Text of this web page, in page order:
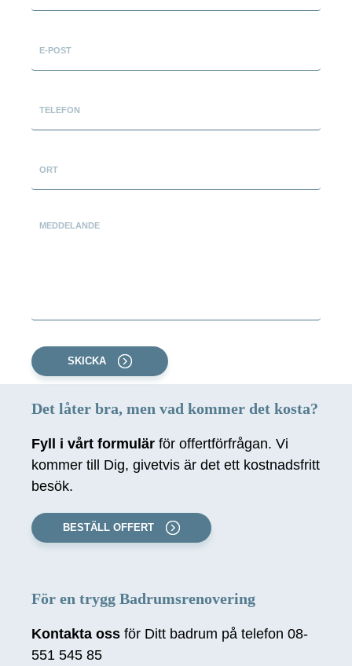
E-POST
TELEFON
ORT
MEDDELANDE
SKICKA
Det låter bra, men vad kommer det kosta?
Fyll i vårt formulär för offertförfrågan. Vi
kommer till Dig, givetvis är det ett kostnadsfritt
besök.
BESTÄLL OFFERT
För en trygg Badrumsrenovering
Kontakta oss för Ditt badrum på telefon 08-
551 545 85